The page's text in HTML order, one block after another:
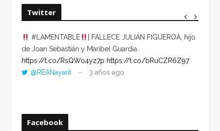
Twitter
#LAMENTABLE
| FALLECE JULIÁN FIGUEROA, hijo
de Joan Sebastián y Maribel Guardia.
https://t.co/RsQWo4yz7p https://t.co/bRuCZR6Z97
@REANayarit
3 años ago
Facebook